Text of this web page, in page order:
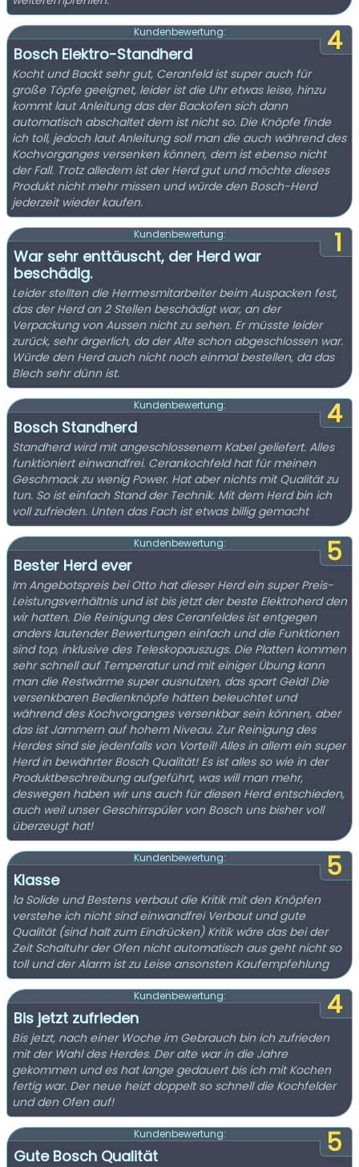
4
Kundenbewertung:
Bosch Elektro-Standherd
Kocht und Backt sehr gut, Ceranfeld ist super auch für
große Töpfe geeignet, leider ist die Uhr etwas leise, hinzu
kommt laut Anleitung das der Backofen sich dann
automatisch abschaltet dem ist nicht so. Die Knöpfe finde
ich toll, jedoch laut Anleitung soll man die auch während des
Kochvorganges versenken können, dem ist ebenso nicht
der Fall. Trotz alledem ist der Herd gut und möchte dieses
Produkt nicht mehr missen und würde den Bosch-Herd
jederzeit wieder kaufen.
1
Kundenbewertung:
War sehr enttäuscht, der Herd war
beschädig.
Leider stellten die Hermesmitarbeiter beim Auspacken fest,
das der Herd an 2 Stellen beschädigt war, an der
Verpackung von Aussen nicht zu sehen. Er müsste leider
zurück, sehr ärgerlich, da der Alte schon abgeschlossen war.
Würde den Herd auch nicht noch einmal bestellen, da das
Blech sehr dünn ist.
4
Kundenbewertung:
Bosch Standherd
Standherd wird mit angeschlossenem Kabel geliefert. Alles
funktioniert einwandfrei. Cerankochfeld hat für meinen
Geschmack zu wenig Power. Hat aber nichts mit Qualität zu
tun. So ist einfach Stand der Technik. Mit dem Herd bin ich
voll zufrieden. Unten das Fach ist etwas billig gemacht
5
Kundenbewertung:
Bester Herd ever
Im Angebotspreis bei Otto hat dieser Herd ein super Preis-
Leistungsverhältnis und ist bis jetzt der beste Elektroherd den
wir hatten. Die Reinigung des Ceranfeldes ist entgegen
anders lautender Bewertungen einfach und die Funktionen
sind top, inklusive des Teleskopauszugs. Die Platten kommen
sehr schnell auf Temperatur und mit einiger Übung kann
man die Restwärme super ausnutzen, das spart Geld! Die
versenkbaren Bedienknöpfe hätten beleuchtet und
während des Kochvorganges versenkbar sein können, aber
das ist Jammern auf hohem Niveau. Zur Reinigung des
Herdes sind sie jedenfalls von Vorteil! Alles in allem ein super
Herd in bewährter Bosch Qualität! Es ist alles so wie in der
Produktbeschreibung aufgeführt, was will man mehr,
deswegen haben wir uns auch für diesen Herd entschieden,
auch weil unser Geschirrspüler von Bosch uns bisher voll
überzeugt hat!
5
Kundenbewertung:
Klasse
1a Solide und Bestens verbaut die Kritik mit den Knöpfen
verstehe ich nicht sind einwandfrei Verbaut und gute
Qualität (sind halt zum Eindrücken) Kritik wäre das bei der
Zeit Schaltuhr der Ofen nicht automatisch aus geht nicht so
toll und der Alarm ist zu Leise ansonsten Kaufempfehlung
4
Kundenbewertung:
Bis jetzt zufrieden
Bis jetzt, nach einer Woche im Gebrauch bin ich zufrieden
mit der Wahl des Herdes. Der alte war in die Jahre
gekommen und es hat lange gedauert bis ich mit Kochen
fertig war. Der neue heizt doppelt so schnell die Kochfelder
und den Ofen auf!
5
Kundenbewertung:
Gute Bosch Qualität